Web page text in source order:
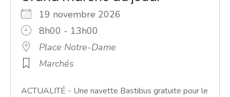
19 novembre 2026
8h00 - 13h00
Place Notre-Dame
Marchés
ACTUALITÉ - Une navette Bastibus gratuite pour le